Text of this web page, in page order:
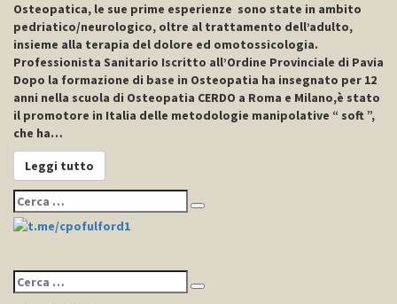
Osteopatica, le sue prime esperienze sono state in ambito
pedriatico/neurologico, oltre al trattamento dell’adulto,
insieme alla terapia del dolore ed omotossicologia.
Professionista Sanitario Iscritto all’Ordine Provinciale di Pavia
Dopo la formazione di base in Osteopatia ha insegnato per 12
anni nella scuola di Osteopatia CERDO a Roma e Milano,è stato
il promotore in Italia delle metodologie manipolative “ soft ”,
che ha…
Leggi tutto
Cerca:
Cerca
Cerca:
Cerca